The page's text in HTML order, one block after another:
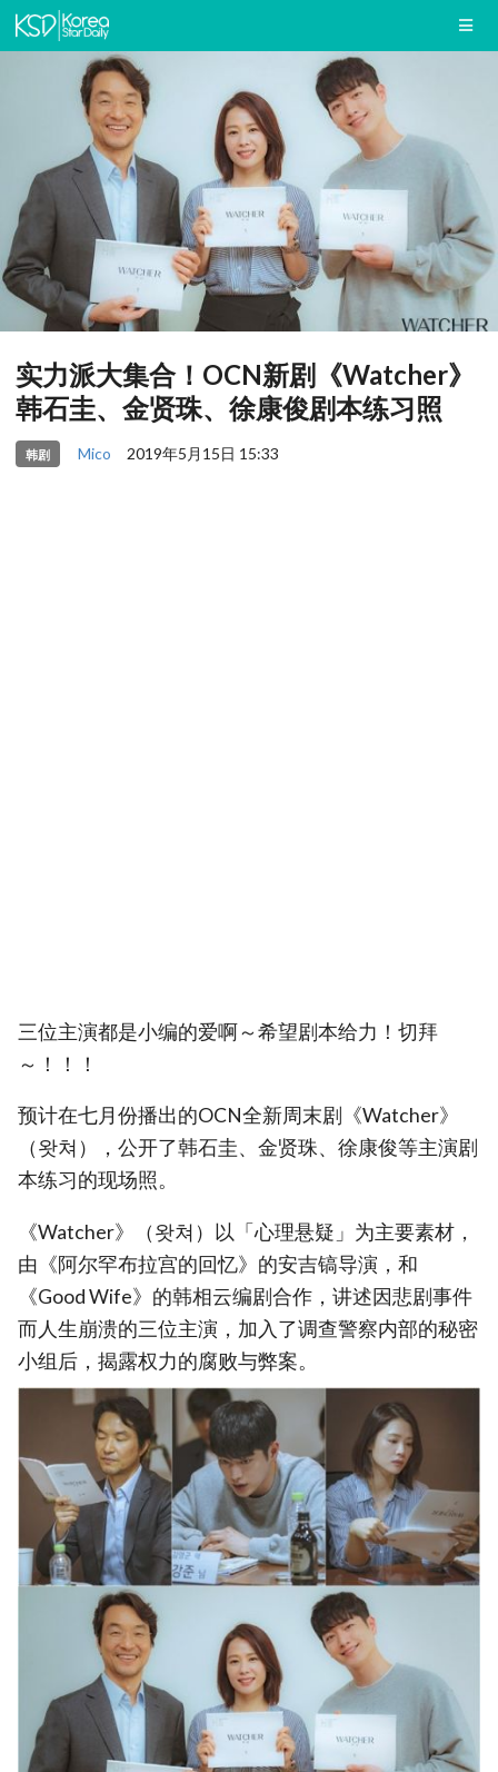
实力派大集合！OCN新剧《Watcher》
韩石圭、金贤珠、徐康俊剧本练习照
韩剧 Mico 2019年5月15日 15:33
三位主演都是小编的爱啊～希望剧本给力！切拜
～！！！
预计在七月份播出的OCN全新周末剧《Watcher》
（왓쳐），公开了韩石圭、金贤珠、徐康俊等主演剧
本练习的现场照。
《Watcher》（왓쳐）以「心理悬疑」为主要素材，
由《阿尔罕布拉宫的回忆》的安吉镐导演，和
《Good Wife》的韩相云编剧合作，讲述因悲剧事件
而人生崩溃的三位主演，加入了调查警察内部的秘密
小组后，揭露权力的腐败与弊案。